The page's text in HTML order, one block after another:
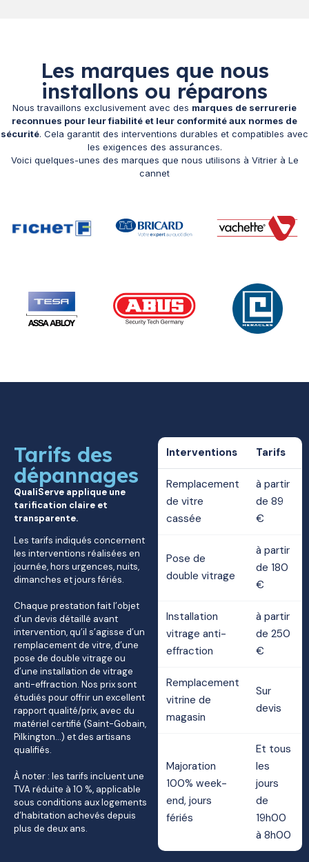
Les marques que nous
installons ou réparons
Nous travaillons exclusivement avec des marques de serrurerie
reconnues pour leur fiabilité et leur conformité aux normes de
sécurité. Cela garantit des interventions durables et compatibles avec
les exigences des assurances.
Voici quelques-unes des marques que nous utilisons à Vitrier à Le
cannet
Tarifs des
dépannages
QualiServe applique une
tarification claire et
transparente.
Les tarifs indiqués concernent
les interventions réalisées en
journée, hors urgences, nuits,
dimanches et jours fériés.
Chaque prestation fait l’objet
d’un devis détaillé avant
intervention, qu’il s’agisse d’un
remplacement de vitre, d’une
pose de double vitrage ou
d’une installation de vitrage
anti-effraction. Nos prix sont
étudiés pour offrir un excellent
rapport qualité/prix, avec du
matériel certifié (Saint-Gobain,
Pilkington…) et des artisans
qualifiés.
À noter : les tarifs incluent une
TVA réduite à 10 %, applicable
sous conditions aux logements
d’habitation achevés depuis
plus de deux ans.
Interventions Tarifs
Remplacement
de vitre
cassée
à partir
de 89
€
Pose de
double vitrage
à partir
de 180
€
Installation
vitrage anti-
effraction
à partir
de 250
€
Remplacement
vitrine de
magasin
Sur
devis
Majoration
100% week-
end, jours
fériés
Et tous
les
jours
de
19h00
à 8h00